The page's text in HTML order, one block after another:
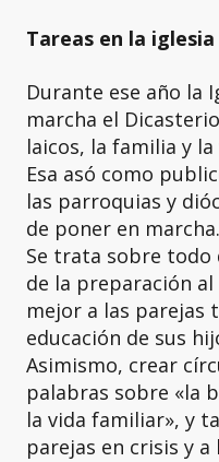
Tareas en la
Durante ese año la
marcha el
laicos, la familia y la
Esa asó como
las parroquias y
de poner en marcha.
Se trata sobre
de la preparación
mejor a las parejas
educación de sus
Asimismo, crear
palabras sobre «la
la vida familiar», y
parejas en crisis y a